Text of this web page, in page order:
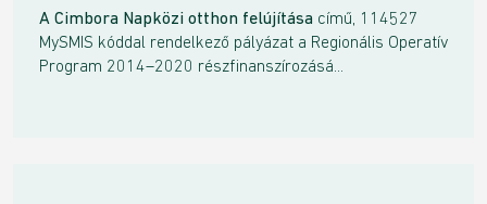
A Cimbora Napközi otthon felújítása című, 114527
MySMIS kóddal rendelkező pályázat a Regionális Operatív
Program 2014–2020 részfinanszírozásá...